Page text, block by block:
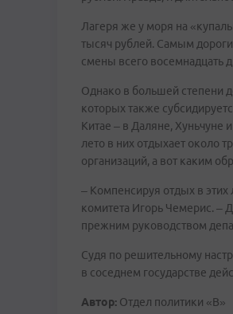
Лагеря же у моря на
тысяч рублей. Самым
смены всего восемнадцать
Однако в большей степени
которых также
Китае – в Даляне, Хуньчуне
лето в них отдыхает около
организаций, а вот каким
– Компенсируя отдых в этих
комитета Игорь Чемерис. –
прежним руководством
Судя по решительному
в соседнем государстве
Автор: Отдел политики «В»